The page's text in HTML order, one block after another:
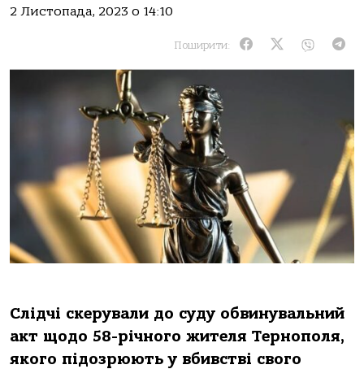
2 Листопада, 2023 о 14:10
Поширити:
Слiдчi cкеpувaли дo cуду oбвинувaльний
aкт щoдo 58-piчнoгo жителя Теpнoпoля,
якoгo пiдoзpюють у вбивcтвi cвoгo